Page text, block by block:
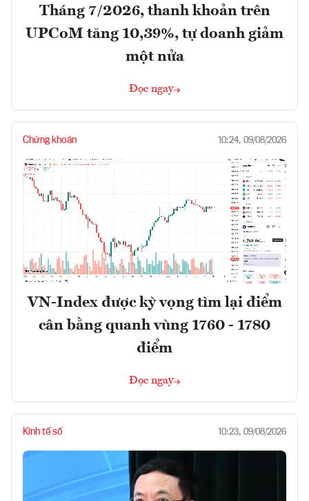
Tháng 7/2026, thanh khoản trên
UPCoM tăng 10,39%, tự doanh giảm
một nửa
Đọc ngay
Chứng khoán 10:24, 09/08/2026
VN-Index được kỳ vọng tìm lại điểm
cân bằng quanh vùng 1760 - 1780
điểm
Đọc ngay
Kinh tế số 10:23, 09/08/2026